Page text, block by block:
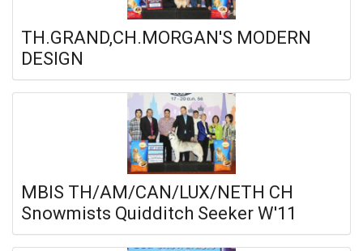
TH.GRAND,CH.MORGAN'S MODERN
DESIGN
MBIS TH/AM/CAN/LUX/NETH CH
Snowmists Quidditch Seeker W'11